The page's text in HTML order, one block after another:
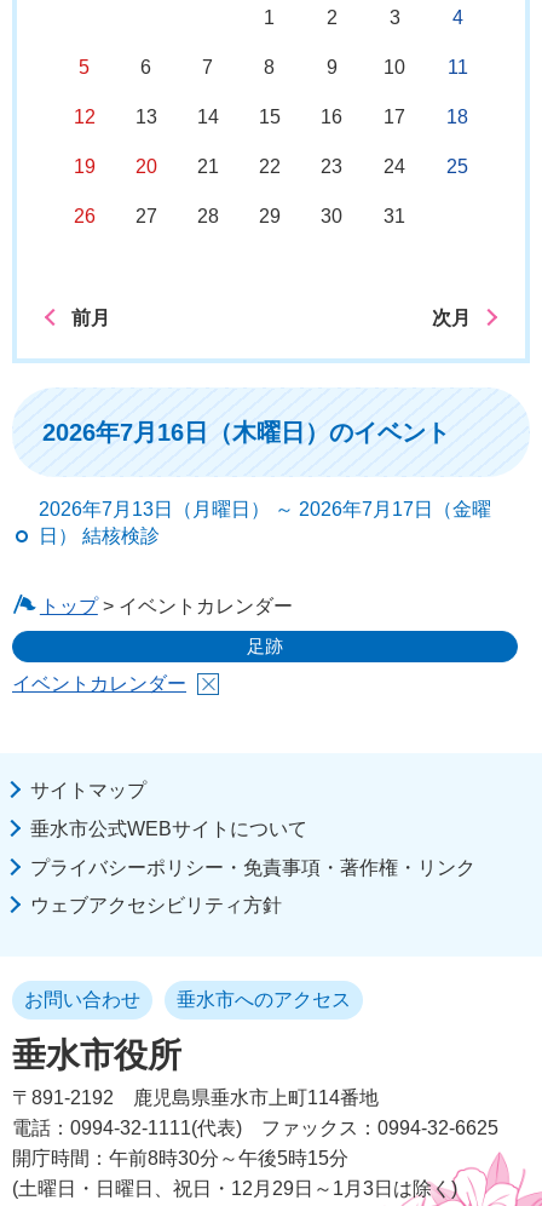
1 2 3 4
5 6 7 8 9 10 11
12 13 14 15 16 17 18
19 20 21 22 23 24 25
26 27 28 29 30 31
前月 次月
2026年7月16日（木曜日）のイベント
2026年7月13日（月曜日） ～ 2026年7月17日（金曜
日） 結核検診
トップ> イベントカレンダー
足跡
イベントカレンダー
サイトマップ
垂水市公式WEBサイトについて
プライバシーポリシー・免責事項・著作権・リンク
ウェブアクセシビリティ方針
垂水市役所
お問い合わせ 垂水市へのアクセス
〒891-2192
鹿児島県垂水市上町114番地
電話：0994-32-1111(代表)
ファックス：0994-32-6625
開庁時間：午前8時30分～午後5時15分
(土曜日・日曜日、祝日・12月29日～1月3日は除く)